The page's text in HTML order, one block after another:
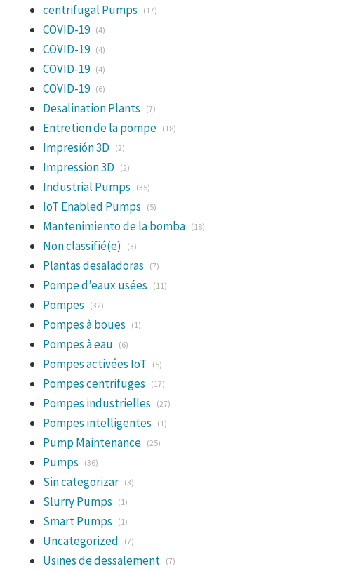
centrifugal Pumps (17)
COVID-19 (4)
COVID-19 (4)
COVID-19 (4)
COVID-19 (6)
Desalination Plants (7)
Entretien de la pompe (18)
Impresión 3D (2)
Impression 3D (2)
Industrial Pumps (35)
IoT Enabled Pumps (5)
Mantenimiento de la bomba (18)
Non classifié(e) (3)
Plantas desaladoras (7)
Pompe d’eaux usées (11)
Pompes (32)
Pompes à boues (1)
Pompes à eau (6)
Pompes activées IoT (5)
Pompes centrifuges (17)
Pompes industrielles (27)
Pompes intelligentes (1)
Pump Maintenance (25)
Pumps (36)
Sin categorizar (3)
Slurry Pumps (1)
Smart Pumps (1)
Uncategorized (7)
Usines de dessalement (7)